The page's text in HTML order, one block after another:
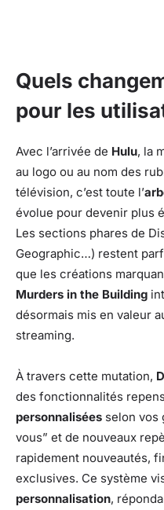
Quels
pour les
Avec l’arrivée de Hulu, la
au logo ou au nom des
télévision, c’est toute l’
évolue pour devenir plus
Les sections phares de
Geographic…) restent
que les créations
Murders in the Building
désormais mis en valeur
streaming.
À travers cette mutation,
des fonctionnalités
personnalisées selon vos
vous” et de nouveaux
rapidement nouveautés,
exclusives. Ce système
personnalisation,